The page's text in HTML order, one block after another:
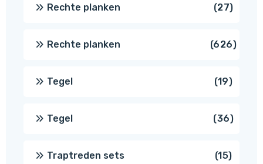
Rechte planken 2727
Rechte planken 626626
Tegel 1919
Tegel 3636
Traptreden sets 1515